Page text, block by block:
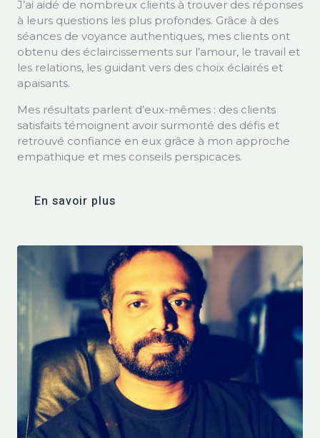
J’ai aidé de nombreux clients à trouver des réponses
à leurs questions les plus profondes. Grâce à des
séances de voyance authentiques, mes clients ont
obtenu des éclaircissements sur l’amour, le travail et
les relations, les guidant vers des choix éclairés et
apaisants.
Mes résultats parlent d’eux-mêmes : des clients
satisfaits témoignent avoir surmonté des défis et
retrouvé confiance en eux grâce à mon approche
empathique et mes conseils perspicaces.
En savoir plus